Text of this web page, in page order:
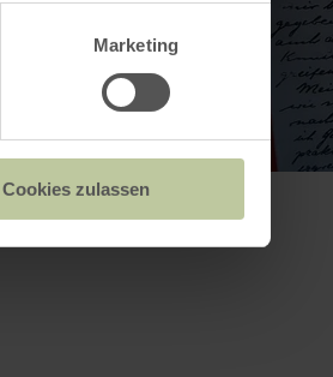
Marketing
Cookies zulassen